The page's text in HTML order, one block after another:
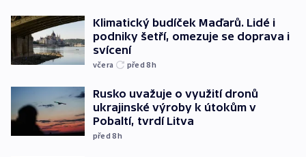
Klimatický budíček Maďarů. Lidé i
podniky šetří, omezuje se doprava i
svícení
včera před 8h
Rusko uvažuje o využití dronů
ukrajinské výroby k útokům v
Pobaltí, tvrdí Litva
před 8h